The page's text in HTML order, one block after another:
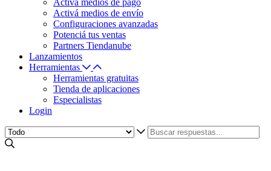
Activá medios de pago
Activá medios de envío
Configuraciones avanzadas
Potenciá tus ventas
Partners Tiendanube
Lanzamientos
Herramientas
Herramientas gratuitas
Tienda de aplicaciones
Especialistas
Login